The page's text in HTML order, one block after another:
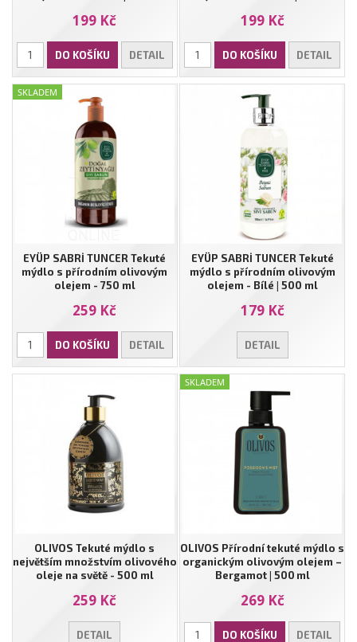
199 Kč
DO KOŠÍKU DETAIL
199 Kč
DO KOŠÍKU DETAIL
EYÜP SABRİ TUNCER Tekuté
mýdlo s přírodním olivovým
olejem - 750 ml
259 Kč
DO KOŠÍKU DETAIL
SKLADEM
EYÜP SABRİ TUNCER Tekuté
mýdlo s přírodním olivovým
olejem - Bílé | 500 ml
179 Kč
DETAIL
OLIVOS Tekuté mýdlo s
největším množstvím olivového
oleje na světě - 500 ml
259 Kč
DETAIL
OLIVOS Přírodní tekuté mýdlo s
organickým olivovým olejem –
Bergamot | 500 ml
269 Kč
DO KOŠÍKU DETAIL
SKLADEM